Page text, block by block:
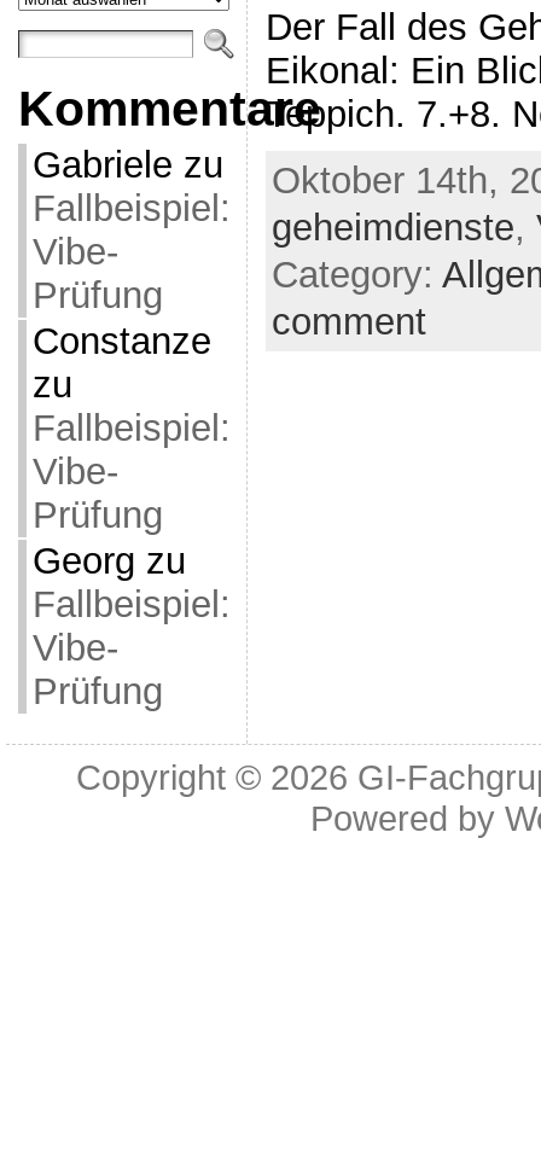
Kommentare
Gabriele zu
Fallbeispiel:
Vibe-
Prüfung
Constanze
zu
Fallbeispiel:
Vibe-
Prüfung
Georg zu
Fallbeispiel:
Vibe-
Prüfung
Der Fall des
Eikonal: Ein
Teppich. 7.+8.
Oktober 14th,
geheimdienste,
Category:
comment
Copyright © 2026 GI-
Powered by